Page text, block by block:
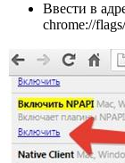
Ввести в
chrome://